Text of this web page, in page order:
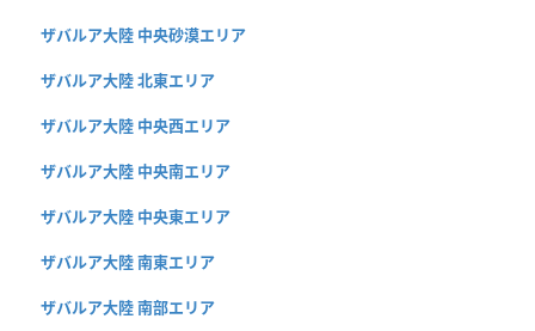
ザバルア大陸 中央砂漠エリア
ザバルア大陸 北東エリア
ザバルア大陸 中央西エリア
ザバルア大陸 中央南エリア
ザバルア大陸 中央東エリア
ザバルア大陸 南東エリア
ザバルア大陸 南部エリア